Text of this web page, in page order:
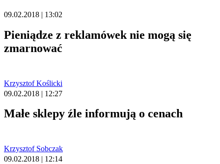
09.02.2018 | 13:02
Pieniądze z reklamówek nie mogą się
zmarnować
Krzysztof Koślicki
09.02.2018 | 12:27
Małe sklepy źle informują o cenach
Krzysztof Sobczak
09.02.2018 | 12:14